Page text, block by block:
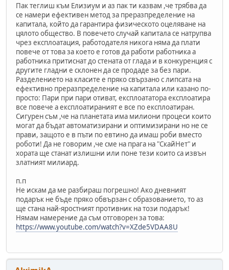
Пак теглиш към Елизиум и аз пак ти казвам ,че трябва да
се намери ефективен метод за преразпределение на
капитала, който да гарантира физическото оцеляване на
цялото общество. В повечето случай капитала се натрупва
чрез експлоатация, работодателя никога няма да плати
повече от това за което е готов да работи работника а
работника притиснат до стената от глада и в конкуренция с
другите гладни е склонен да се продаде за без пари.
Разделението на класите е пряко свързано с липсата на
ефективно преразпределение на капитала или казано по-
просто: Пари при пари отиват, експлоататора експлоатира
все повече а експлоатираният е все по експлоатиран.
Сигурен съм ,че на планетата има милиони процеси които
могат да бъдат автоматизирани и оптимизирани но не се
прави, защото е в пъти по евтино да имаш роби вместо
роботи! Да не говорим ,че сме на прага на "СкайНет" и
хората ще станат излишни или поне тези които са извън
златният милиард.
п.п
Не искам да ме разбираш погрешно! Ако дневният
подарък не бъде пряко обвързан с образованието, то аз
ще стана най-яростният противник на този подарък!
Нямам намерение да съм отговорен за това:
https://www.youtube.com/watch?v=XZde5VDAA8U